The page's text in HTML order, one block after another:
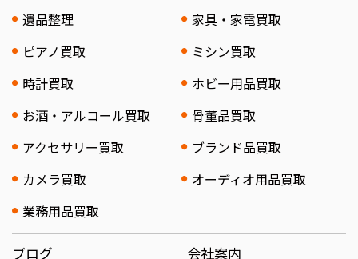
遺品整理
家具・家電買取
ピアノ買取
ミシン買取
時計買取
ホビー用品買取
お酒・アルコール買取
骨董品買取
アクセサリー買取
ブランド品買取
カメラ買取
オーディオ用品買取
業務用品買取
ブログ
会社案内